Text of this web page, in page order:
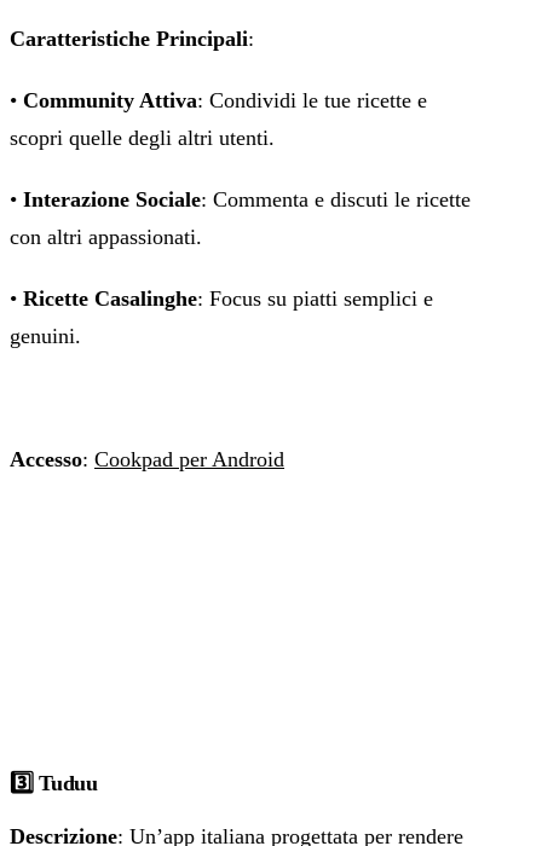
Caratteristiche Principali:
• Community Attiva: Condividi le tue ricette e
scopri quelle degli altri utenti.
• Interazione Sociale: Commenta e discuti le ricette
con altri appassionati.
• Ricette Casalinghe: Focus su piatti semplici e
genuini.
Accesso: Cookpad per Android
3️⃣ Tuduu
Descrizione: Un’app italiana progettata per rendere